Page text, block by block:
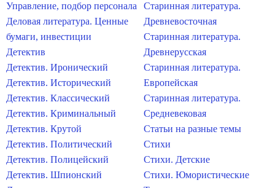
Управление, подбор персонала
Деловая литература. Ценные
бумаги, инвестиции
Детектив
Детектив. Иронический
Детектив. Исторический
Детектив. Классический
Детектив. Криминальный
Детектив. Крутой
Детектив. Политический
Детектив. Полицейский
Детектив. Шпионский
Старинная литература.
Древневосточная
Старинная литература.
Древнерусская
Старинная литература.
Европейская
Старинная литература.
Средневековая
Статьи на разные темы
Стихи
Стихи. Детские
Стихи. Юмористические